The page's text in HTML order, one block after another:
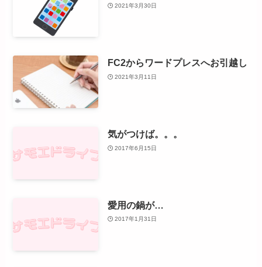
2021年3月30日
FC2からワードプレスへお引越し
2021年3月11日
気がつけば。。。
2017年6月15日
愛用の鍋が…
2017年1月31日